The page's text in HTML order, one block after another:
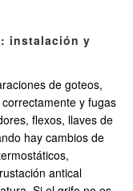
instalación y
de goteos,
y fugas
flexos, llaves de
hay cambios de
antical